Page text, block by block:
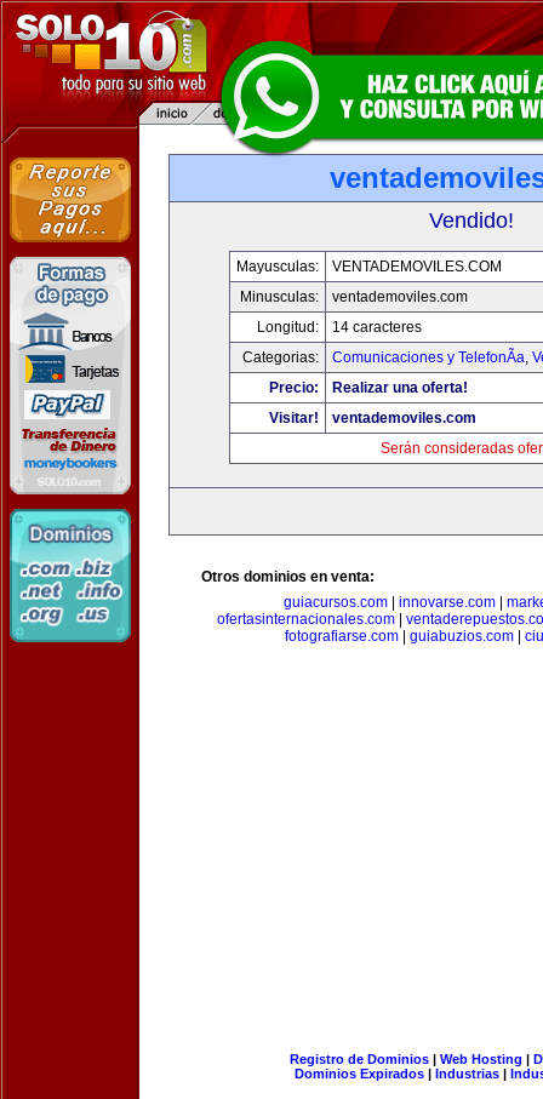
Vendido!
Mayusculas:
VENTADEMOVILES.COM
Minusculas:
ventademoviles.com
Longitud:
14 caracteres
Categorias:
Comunicaciones y TelefonÃ­a,
Precio:
Realizar una oferta!
Visitar!
ventademoviles.com
Serán consideradas
Otros dominios en venta:
guiacursos.com| innovarse.com|
ofertasinternacionales.com|
fotografiarse.com| guiabuzios.com|
Registro de Dominios| Web Hosting |
Dominios Expirados | Industrias |